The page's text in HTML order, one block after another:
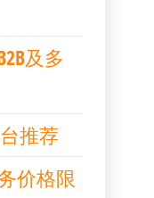
及多
推荐
价格限